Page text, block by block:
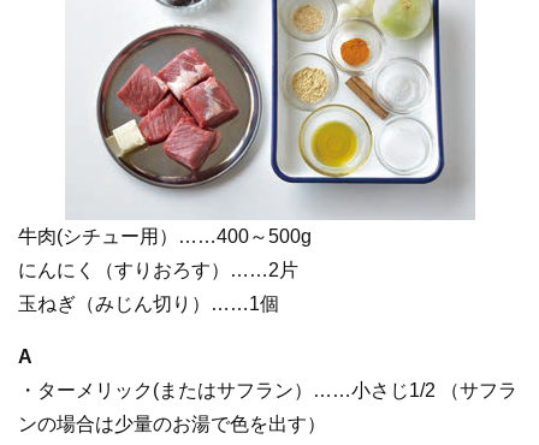
牛肉(シチュー用）……400～500g
にんにく（すりおろす）……2片
玉ねぎ（みじん切り）……1個
A
・ターメリック(またはサフラン）……小さじ1/2 （サフラ
ンの場合は少量のお湯で色を出す）